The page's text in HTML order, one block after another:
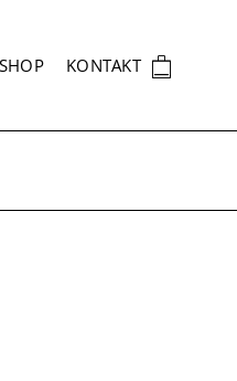
SHOP KONTAKT 🛍